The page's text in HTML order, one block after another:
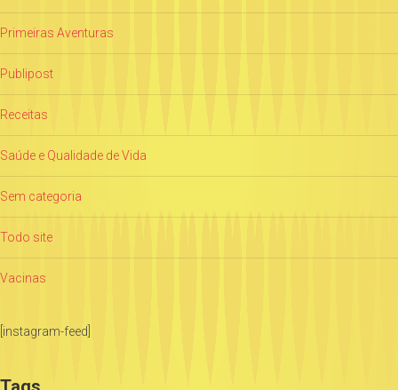
Primeiras Aventuras
Publipost
Receitas
Saúde e Qualidade de Vida
Sem categoria
Todo site
Vacinas
[instagram-feed]